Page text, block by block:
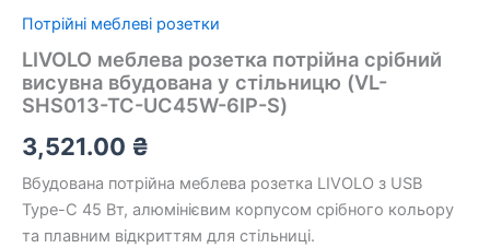
Потрійні меблеві розетки
LIVOLO меблева розетка потрійна срібний
висувна вбудована у стільницю (VL-
SHS013-TC-UC45W-6IP-S)
3,521.00 ₴
Вбудована потрійна меблева розетка LIVOLO з USB
Type-C 45 Вт, алюмінієвим корпусом срібного кольору
та плавним відкриттям для стільниці.